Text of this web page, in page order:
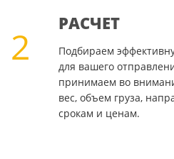
2
РАСЧЕТ
Подбираем
для вашего
принимаем во
вес, объем груза,
срокам и ценам.